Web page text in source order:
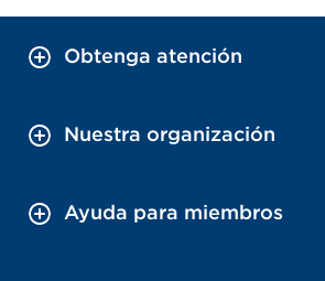
Obtenga atención
Nuestra organización
Ayuda para miembros